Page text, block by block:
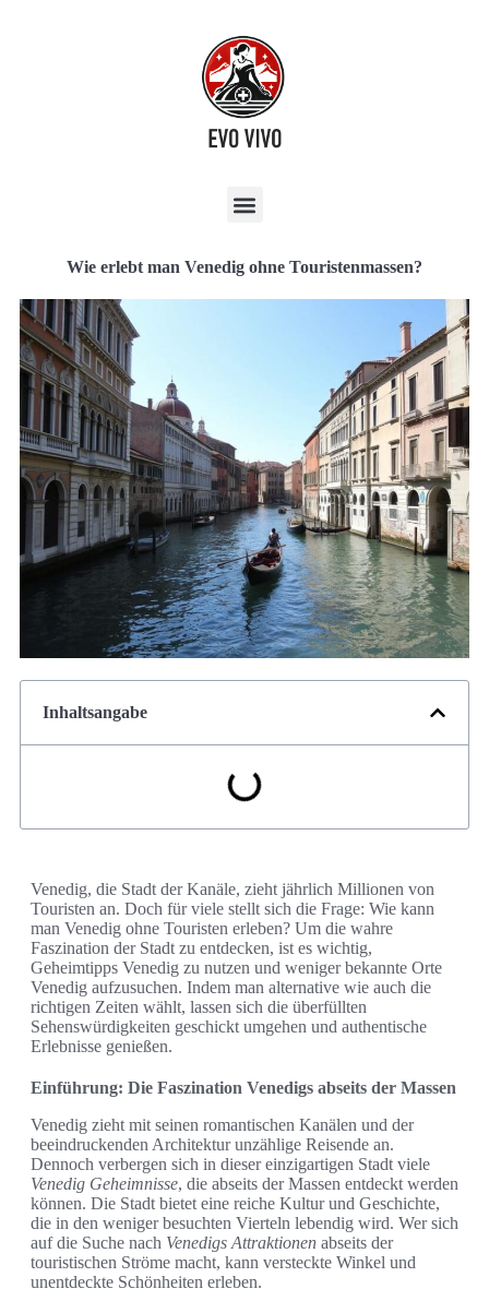
Wie erlebt man Venedig ohne Touristenmassen?
Inhaltsangabe
Venedig, die Stadt der Kanäle, zieht jährlich Millionen von
Touristen an. Doch für viele stellt sich die Frage: Wie kann
man Venedig ohne Touristen erleben? Um die wahre
Faszination der Stadt zu entdecken, ist es wichtig,
Geheimtipps Venedig zu nutzen und weniger bekannte Orte
Venedig aufzusuchen. Indem man alternative wie auch die
richtigen Zeiten wählt, lassen sich die überfüllten
Sehenswürdigkeiten geschickt umgehen und authentische
Erlebnisse genießen.
Einführung: Die Faszination Venedigs abseits der Massen
Venedig zieht mit seinen romantischen Kanälen und der
beeindruckenden Architektur unzählige Reisende an.
Dennoch verbergen sich in dieser einzigartigen Stadt viele
Venedig Geheimnisse, die abseits der Massen entdeckt werden
können. Die Stadt bietet eine reiche Kultur und Geschichte,
die in den weniger besuchten Vierteln lebendig wird. Wer sich
auf die Suche nach Venedigs Attraktionen abseits der
touristischen Ströme macht, kann versteckte Winkel und
unentdeckte Schönheiten erleben.